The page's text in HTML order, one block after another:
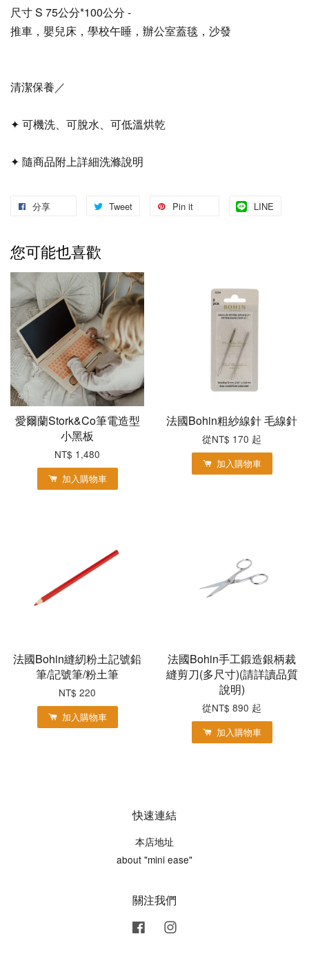
尺寸 S 75公分*100公分 -
推車，嬰兒床，學校午睡，辦公室蓋毯，沙發
清潔保養／
✦ 可機洗、可脫水、可低溫烘乾
✦ 隨商品附上詳細洗滌說明
分享 Tweet Pin it LINE
您可能也喜歡
愛爾蘭Stork&Co筆電造型
小黑板
NT$ 1,480
加入購物車
法國Bohin粗紗線針 毛線針
從NT$ 170 起
加入購物車
法國Bohin縫紉粉土記號鉛
筆/記號筆/粉土筆
NT$ 220
加入購物車
法國Bohin手工鍛造銀柄裁
縫剪刀(多尺寸)(請詳讀品質
說明)
從NT$ 890 起
加入購物車
快速連結
本店地址
about "mini ease"
關注我們
Facebook